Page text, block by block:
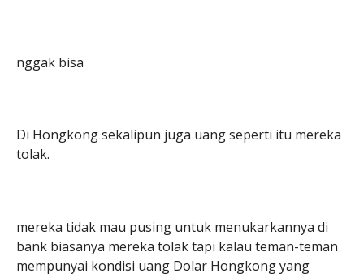
nggak bisa
Di Hongkong sekalipun juga uang seperti itu mereka
tolak.
mereka tidak mau pusing untuk menukarkannya di
bank biasanya mereka tolak tapi kalau teman-teman
mempunyai kondisi uang Dolar Hongkong yang